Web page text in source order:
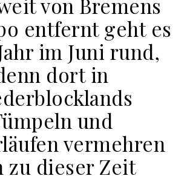
von Bremens
entfernt geht es
im Juni rund,
dort in
und
vermehren
zu dieser Zeit